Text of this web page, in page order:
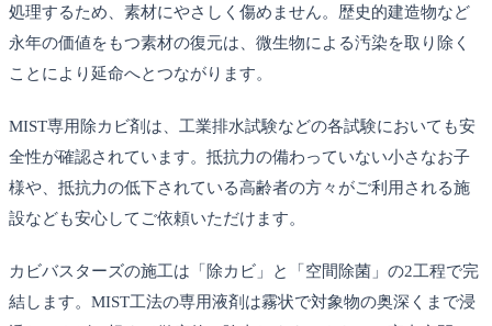
処理するため、素材にやさしく傷めません。歴史的建造物など
永年の価値をもつ素材の復元は、微生物による汚染を取り除く
ことにより延命へとつながります。
MIST専用除カビ剤は、工業排水試験などの各試験においても安
全性が確認されています。抵抗力の備わっていない小さなお子
様や、抵抗力の低下されている高齢者の方々がご利用される施
設なども安心してご依頼いただけます。
カビバスターズの施工は「除カビ」と「空間除菌」の2工程で完
結します。MIST工法の専用液剤は霧状で対象物の奥深くまで浸